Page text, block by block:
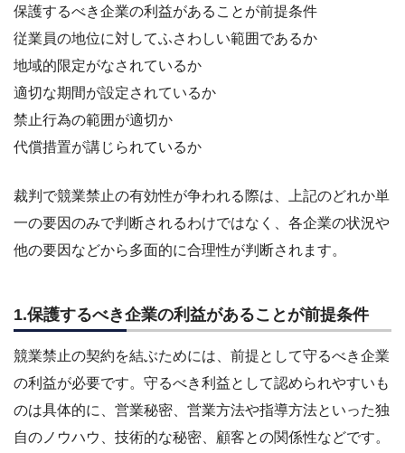
保護するべき企業の利益があることが前提条件
従業員の地位に対してふさわしい範囲であるか
地域的限定がなされているか
適切な期間が設定されているか
禁止行為の範囲が適切か
代償措置が講じられているか
裁判で競業禁止の有効性が争われる際は、上記のどれか単
一の要因のみで判断されるわけではなく、各企業の状況や
他の要因などから多面的に合理性が判断されます。
1.保護するべき企業の利益があることが前提条件
競業禁止の契約を結ぶためには、前提として守るべき企業
の利益が必要です。守るべき利益として認められやすいも
のは具体的に、営業秘密、営業方法や指導方法といった独
自のノウハウ、技術的な秘密、顧客との関係性などです。